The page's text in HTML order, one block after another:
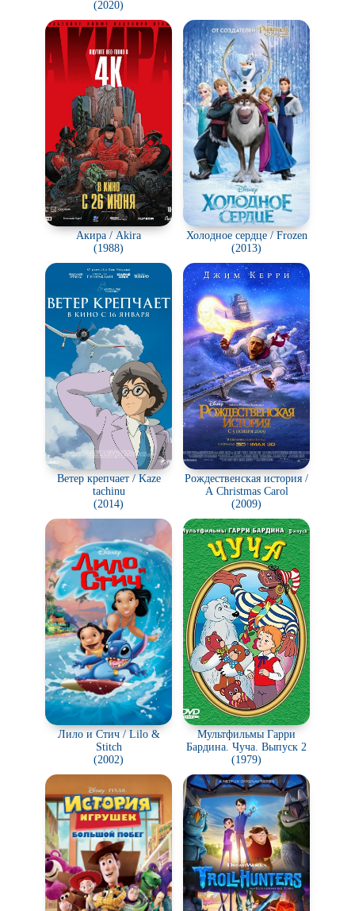
Ressha-Hen
(2020)
Акира / Akira
(1988)
Холодное сердце / Frozen
(2013)
Ветер крепчает / Kaze
tachinu
(2014)
Рождественская история /
A Christmas Carol
(2009)
Лило и Стич / Lilo &
Stitch
(2002)
Мультфильмы Гарри
Бардина. Чуча. Выпуск 2
(1979)